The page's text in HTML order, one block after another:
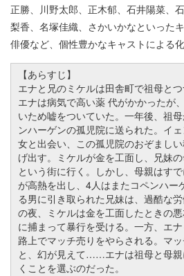
正勝、川野太郎、正木郁、石井陽菜、
梨香、名塚佳織、さかいかなといった
俳優など、個性豊かなキャストによる
【あらすじ】
エナと兄のミケルは田舎町で祖母とつ
エナは病気で高い薬 代がかかったが
いため嘘をついていた。一年後、祖
ンハーゲンの孤児院に送られた。イ
女と出会い、この孤児院のおぞまし
げ出す。ミケルが金を工面し、兄妹
という街に行く。しかし、母親はす
が高熱を出し、4人はまたコペンハー
る男に引き取られた兄妹は、過酷な
の夜、ミケルは金を工面したときの
に捕まって暴行を受ける。一方、エナ
路上でマッチ売りをやらされる。マ
と、幻が見えて……エナは祖母と母
くことを選ぶのだった。